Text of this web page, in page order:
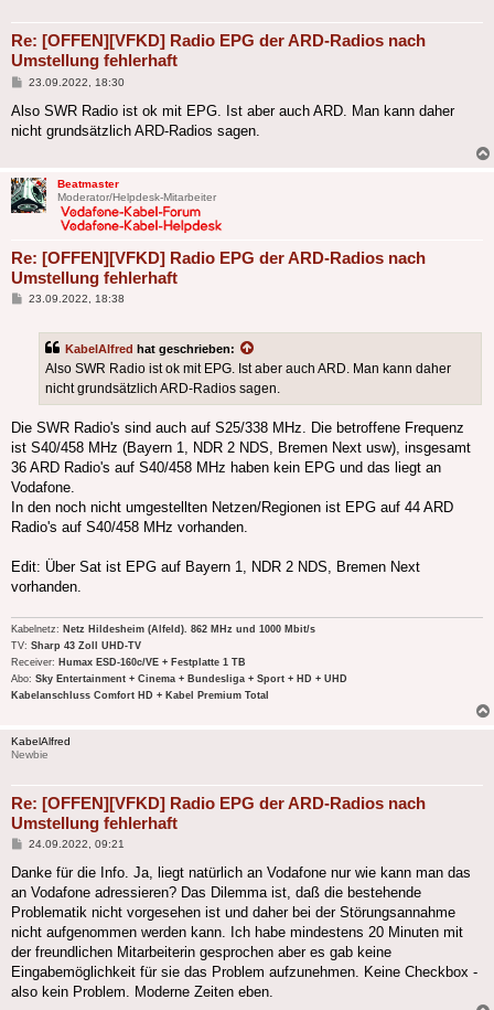
Re: [OFFEN][VFKD] Radio EPG der ARD-Radios nach
Umstellung fehlerhaft
Beitrag
23.09.2022, 18:30
Also SWR Radio ist ok mit EPG. Ist aber auch ARD. Man kann daher
nicht grundsätzlich ARD-Radios sagen.
Beatmaster
Moderator/Helpdesk-Mitarbeiter
Re: [OFFEN][VFKD] Radio EPG der ARD-Radios nach
Umstellung fehlerhaft
Beitrag
23.09.2022, 18:38
KabelAlfred hat geschrieben:
Also SWR Radio ist ok mit EPG. Ist aber auch ARD. Man kann daher
nicht grundsätzlich ARD-Radios sagen.
Die SWR Radio's sind auch auf S25/338 MHz. Die betroffene Frequenz
ist S40/458 MHz (Bayern 1, NDR 2 NDS, Bremen Next usw), insgesamt
36 ARD Radio's auf S40/458 MHz haben kein EPG und das liegt an
Vodafone.
In den noch nicht umgestellten Netzen/Regionen ist EPG auf 44 ARD
Radio's auf S40/458 MHz vorhanden.
Edit: Über Sat ist EPG auf Bayern 1, NDR 2 NDS, Bremen Next
vorhanden.
Kabelnetz: Netz Hildesheim (Alfeld). 862 MHz und 1000 Mbit/s
TV: Sharp 43 Zoll UHD-TV
Receiver: Humax ESD-160c/VE + Festplatte 1 TB
Abo: Sky Entertainment + Cinema + Bundesliga + Sport + HD + UHD
Kabelanschluss Comfort HD + Kabel Premium Total
KabelAlfred
Newbie
Re: [OFFEN][VFKD] Radio EPG der ARD-Radios nach
Umstellung fehlerhaft
Beitrag
24.09.2022, 09:21
Danke für die Info. Ja, liegt natürlich an Vodafone nur wie kann man das
an Vodafone adressieren? Das Dilemma ist, daß die bestehende
Problematik nicht vorgesehen ist und daher bei der Störungsannahme
nicht aufgenommen werden kann. Ich habe mindestens 20 Minuten mit
der freundlichen Mitarbeiterin gesprochen aber es gab keine
Eingabemöglichkeit für sie das Problem aufzunehmen. Keine Checkbox -
also kein Problem. Moderne Zeiten eben.